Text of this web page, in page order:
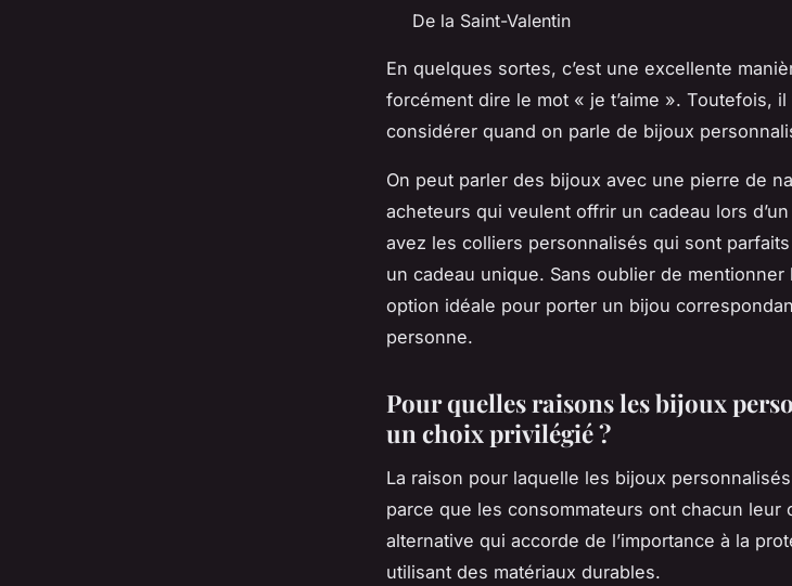
De la Saint-Valentin
En quelques sortes, c’est une excellente
forcément dire le mot « je t’aime ». Toutefois,
considérer quand on parle de bijoux
On peut parler des bijoux avec une pierre de
acheteurs qui veulent offrir un cadeau lors
avez les colliers personnalisés qui sont
un cadeau unique. Sans oublier de
option idéale pour porter un bijou
personne.
Pour quelles raisons les bijoux
un choix privilégié ?
La raison pour laquelle les bijoux
parce que les consommateurs ont chacun leur
alternative qui accorde de l’importance à la
utilisant des matériaux durables.